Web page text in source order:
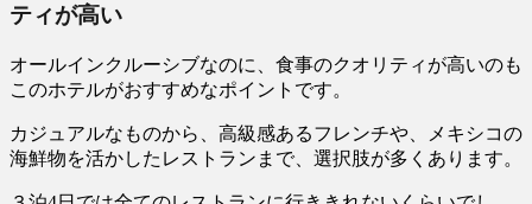
ティが高い
オールインクルーシブなのに、食事のクオリティが高いのも
このホテルがおすすめなポイントです。
カジュアルなものから、高級感あるフレンチや、メキシコの
海鮮物を活かしたレストランまで、選択肢が多くあります。